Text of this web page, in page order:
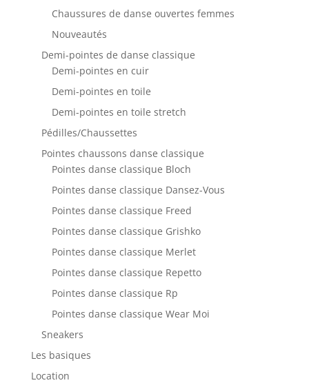
Chaussures de danse ouvertes femmes
Nouveautés
Demi-pointes de danse classique
Demi-pointes en cuir
Demi-pointes en toile
Demi-pointes en toile stretch
Pédilles/Chaussettes
Pointes chaussons danse classique
Pointes danse classique Bloch
Pointes danse classique Dansez-Vous
Pointes danse classique Freed
Pointes danse classique Grishko
Pointes danse classique Merlet
Pointes danse classique Repetto
Pointes danse classique Rp
Pointes danse classique Wear Moi
Sneakers
Les basiques
Location